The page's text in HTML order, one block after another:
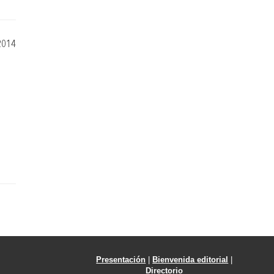
Presentación |Bienvenida editorial |
Directorio